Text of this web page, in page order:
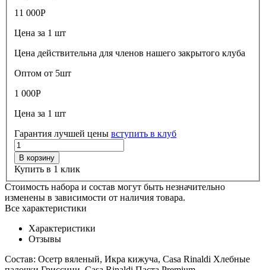
11 000Р
Цена за 1 шт
Цена действительна для членов нашего закрытого клуба
Оптом от 5шт
1 000Р
Цена за 1 шт
Гарантия лучшей цены вступить в клуб
В корзину
Купить в 1 клик
Стоимость набора и состав могут быть незначительно
изменены в зависимости от наличия товара.
Все характеристики
Характеристики
Отзывы
Состав: Осетр вяленый, Икра кижуча, Casa Rinaldi Хлебные